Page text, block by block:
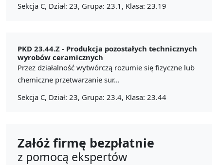
Sekcja C, Dział: 23, Grupa: 23.1, Klasa: 23.19
PKD 23.44.Z - Produkcja pozostałych technicznych
wyrobów ceramicznych
Przez działalność wytwórczą rozumie się fizyczne lub
chemiczne przetwarzanie sur...
Sekcja C, Dział: 23, Grupa: 23.4, Klasa: 23.44
Załóż firmę bezpłatnie
z pomocą ekspertów